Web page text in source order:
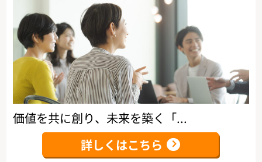
価値を共に創り、未来を築く「...
詳しくはこちら